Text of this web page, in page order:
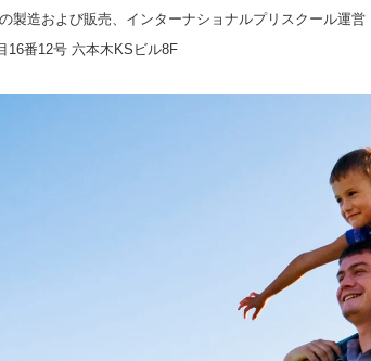
製造および販売、インターナショナルプリスクール運営
16番12号 六本木KSビル8F